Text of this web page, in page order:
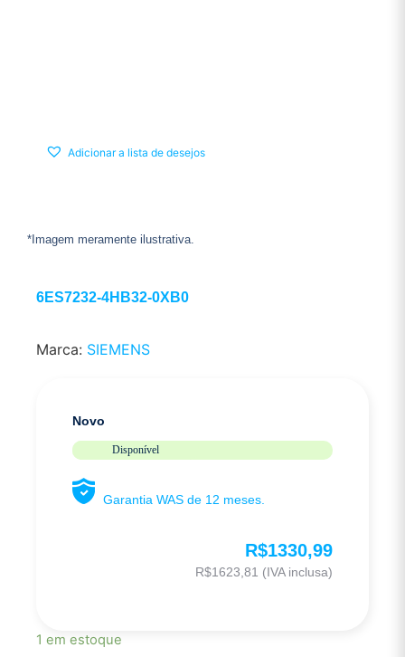
Adicionar a lista de desejos
*Imagem meramente ilustrativa.
6ES7232-4HB32-0XB0
Marca: SIEMENS
Novo
Disponível
Garantia WAS de 12 meses.
R$1330,99
R$1623,81 (IVA inclusa)
1 em estoque